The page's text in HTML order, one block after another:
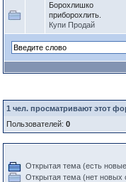
Борохлишко
приборохлить.
Купи Продай
1 чел. просматривают этот
Пользователей:0
Открытая тема (есть
Открытая тема (нет новых